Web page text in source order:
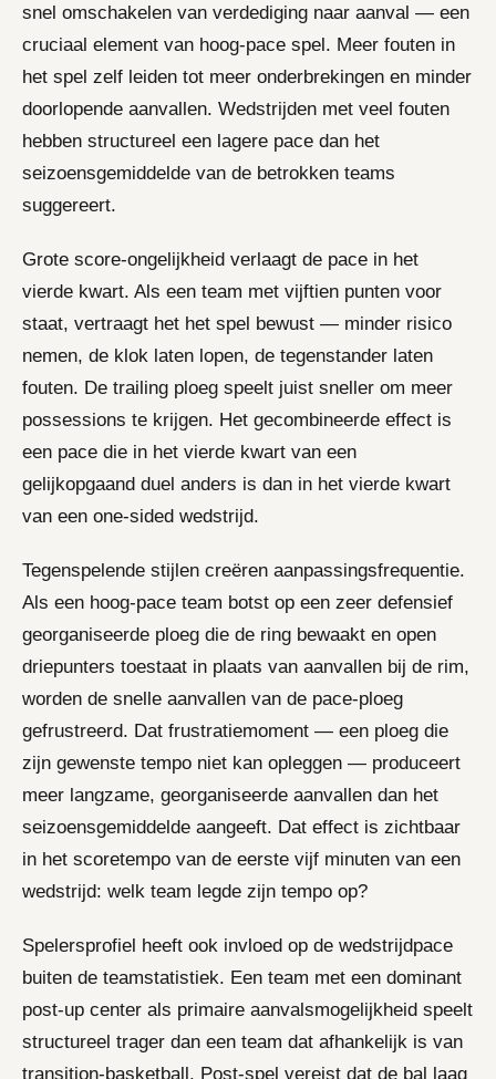
snel omschakelen van verdediging naar aanval — een
cruciaal element van hoog-pace spel. Meer fouten in
het spel zelf leiden tot meer onderbrekingen en minder
doorlopende aanvallen. Wedstrijden met veel fouten
hebben structureel een lagere pace dan het
seizoensgemiddelde van de betrokken teams
suggereert.
Grote score-ongelijkheid verlaagt de pace in het
vierde kwart. Als een team met vijftien punten voor
staat, vertraagt het het spel bewust — minder risico
nemen, de klok laten lopen, de tegenstander laten
fouten. De trailing ploeg speelt juist sneller om meer
possessions te krijgen. Het gecombineerde effect is
een pace die in het vierde kwart van een
gelijkopgaand duel anders is dan in het vierde kwart
van een one-sided wedstrijd.
Tegenspelende stijlen creëren aanpassingsfrequentie.
Als een hoog-pace team botst op een zeer defensief
georganiseerde ploeg die de ring bewaakt en open
driepunters toestaat in plaats van aanvallen bij de rim,
worden de snelle aanvallen van de pace-ploeg
gefrustreerd. Dat frustratiemoment — een ploeg die
zijn gewenste tempo niet kan opleggen — produceert
meer langzame, georganiseerde aanvallen dan het
seizoensgemiddelde aangeeft. Dat effect is zichtbaar
in het scoretempo van de eerste vijf minuten van een
wedstrijd: welk team legde zijn tempo op?
Spelersprofiel heeft ook invloed op de wedstrijdpace
buiten de teamstatistiek. Een team met een dominant
post-up center als primaire aanvalsmogelijkheid speelt
structureel trager dan een team dat afhankelijk is van
transition-basketball. Post-spel vereist dat de bal laag